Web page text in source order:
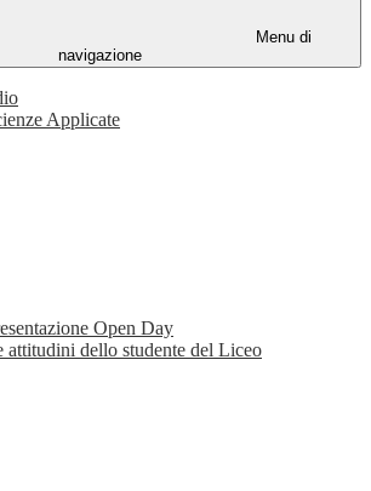
Menu di
navigazione
Applicate
Open Day
attitudini dello studente del Liceo